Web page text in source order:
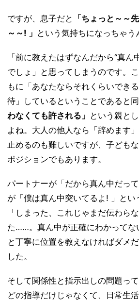
ですが、息子だと
「ちょっと～～
～～! 」 という気持ちになっちゃう
「前に教えたはずなんだから“真ん
でしょ」と思ってしまうのです。
もに「あなたならそれくらいでき
待」しているということであると同
わなくても許される」 という親と
よね。大人の他人なら「辞めます
止めるのも難しいですが、子ども
ポジションでもあります。
パートナーが「だから真ん中だっ
が「僕は真ん中突いてるよ! 」とい
「しまった、これじゃまだ伝わら
た……。真ん中が正確にわかってな
と丁寧に位置を教えなければダメ
した。
そして関係性と指示出しの問題っ
どの指導だけじゃなくて、日常生